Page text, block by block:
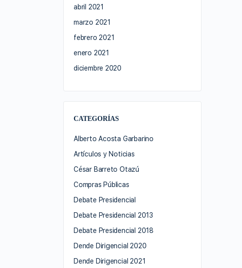
abril 2021
marzo 2021
febrero 2021
enero 2021
diciembre 2020
CATEGORÍAS
Alberto Acosta Garbarino
Artículos y Noticias
César Barreto Otazú
Compras Públicas
Debate Presidencial
Debate Presidencial 2013
Debate Presidencial 2018
Dende Dirigencial 2020
Dende Dirigencial 2021